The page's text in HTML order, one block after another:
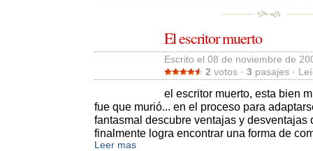
El escritor muerto
Escrito el 08 de noviembre de
2 votos · 3 pasajes ·
el escritor muerto, esta bien
fue que murió... en el proceso para
fantasmal descubre ventajas y desventajas
finalmente logra encontrar una forma de
Leer mas